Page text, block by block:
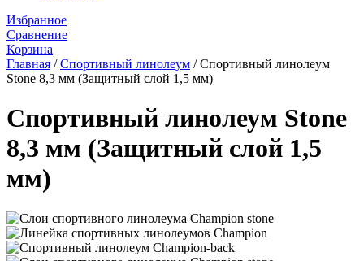
Избранное
Сравнение
Корзина
Главная /Спортивный линолеум /Спортивный линолеум
Stone 8,3 мм (Защитный слой 1,5 мм)
Спортивный линолеум Stone
8,3 мм (Защитный слой 1,5
мм)